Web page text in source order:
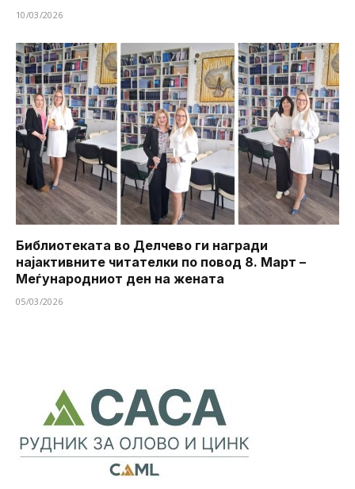
10/03/2026
Библиотеката во Делчево ги награди
најактивните читателки по повод 8. Март –
Меѓународниот ден на жената
05/03/2026